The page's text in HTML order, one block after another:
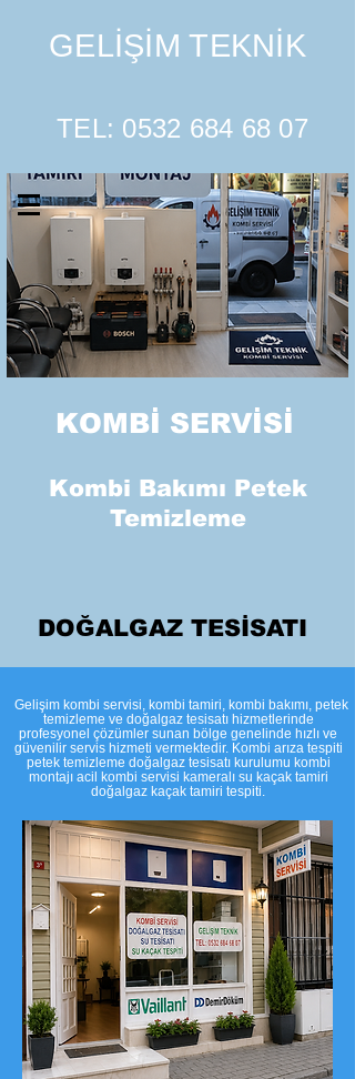
GELİŞİM TEKNİK
TEL: 0532 684 68 07
KOMBİ SERVİSİ
Kombi Bakımı Petek
Temizleme
DOĞALGAZ TESİSATI
​Gelişim kombi servisi, kombi tamiri, kombi bakımı, petek
temizleme ve doğalgaz tesisatı hizmetlerinde
profesyonel çözümler sunan bölge genelinde hızlı ve
güvenilir servis hizmeti vermektedir. Kombi arıza tespiti
petek temizleme doğalgaz tesisatı kurulumu kombi
montajı acil kombi servisi kameralı su kaçak tamiri
doğalgaz kaçak tamiri tespiti.